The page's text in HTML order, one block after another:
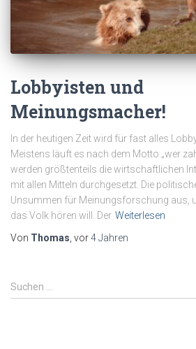
Lobbyisten und
Meinungsmacher!
In der heutigen Zeit wird für fast alles
Meistens läuft es nach dem Motto „wer
werden größtenteils die wirtschaftlichen
mit allen Mitteln durchgesetzt. Die
Unsummen für Meinungsforschung aus,
das Volk hören will. Der Weiterlesen
Von Thomas , vor4 Jahren
S
u
Suchen …